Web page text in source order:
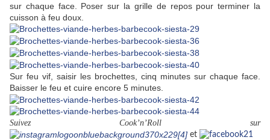
sur chaque face. Poser sur la grille de repos pour terminer la
cuisson à feu doux.
Sur feu vif, saisir les brochettes, cinq minutes sur chaque face.
Baisser le feu et cuire encore 5 minutes.
Suivez Cook’n’Roll sur
et